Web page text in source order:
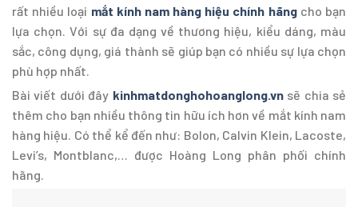
rất nhiều loại mắt kính nam hàng hiệu chính hãngcho bạn
lựa chọn. Với sự đa dạng về thương hiệu, kiểu dáng, màu
sắc, công dụng, giá thành sẽ giúp bạn có nhiều sự lựa chọn
phù hợp nhất.
Bài viết dưới đây kinhmatdonghohoanglong.vnsẽ chia sẻ
thêm cho bạn nhiều thông tin hữu ích hơn về mắt kính nam
hàng hiệu. Có thể kể đến như: Bolon, Calvin Klein, Lacoste,
Levi’s, Montblanc,… được Hoàng Long phân phối chính
hãng.